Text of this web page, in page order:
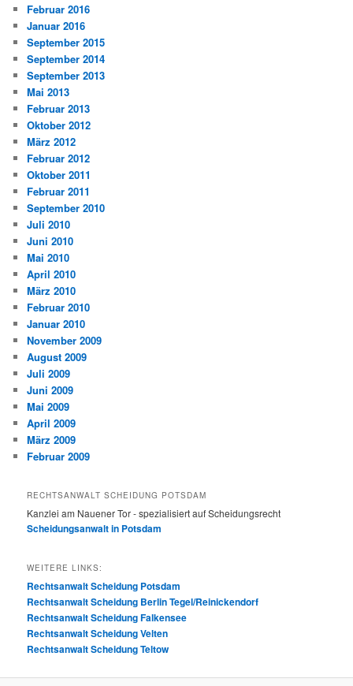
Februar 2016
Januar 2016
September 2015
September 2014
September 2013
Mai 2013
Februar 2013
Oktober 2012
März 2012
Februar 2012
Oktober 2011
Februar 2011
September 2010
Juli 2010
Juni 2010
Mai 2010
April 2010
März 2010
Februar 2010
Januar 2010
November 2009
August 2009
Juli 2009
Juni 2009
Mai 2009
April 2009
März 2009
Februar 2009
RECHTSANWALT SCHEIDUNG POTSDAM
Kanzlei am Nauener Tor - spezialisiert auf Scheidungsrecht
Scheidungsanwalt in Potsdam
WEITERE LINKS:
Rechtsanwalt Scheidung Potsdam
Rechtsanwalt Scheidung Berlin Tegel/Reinickendorf
Rechtsanwalt Scheidung Falkensee
Rechtsanwalt Scheidung Velten
Rechtsanwalt Scheidung Teltow